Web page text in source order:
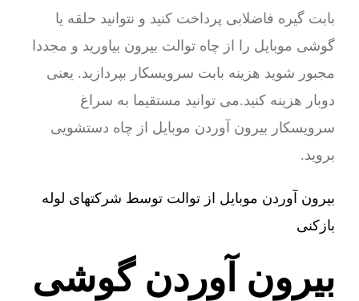
بابت گیره فاضلابی پرداخت کنید و نتوانید حلقه یا
گوشی موبایل را از چاه توالت بیرون بیاورید و مجددا
مجبور شوید هزینه بابت سرویسکار بپردازید. یعنی
دوبار هزینه کنید.می توانید مستقیما به سراغ
سرویسکار بیرون آوردن موبایل از چاه دستشویی
بروید.
بیرون آوردن موبایل از توالت توسط شرکتهای لوله
بازکنی
بیرون آوردن گوشی